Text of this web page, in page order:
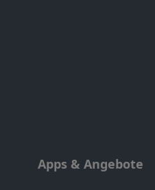
Apps & Angebote